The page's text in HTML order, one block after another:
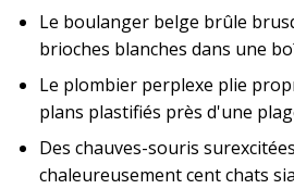
Le boulanger belge brûle
brioches blanches dans une
Le plombier perplexe plie
plans plastifiés près d'une
Des chauves-souris
chaleureusement cent chats